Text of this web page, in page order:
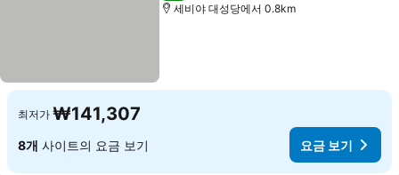
세비야 대성당에서 0.8km
최저가 ₩141,307
8개 사이트의 요금 보기 요금 보기